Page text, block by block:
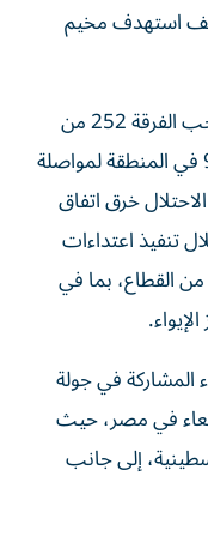
استهدف مخيم
ومن جانبه، أعلن الجيش الإسرائيلي سحب الفرقة 252 من
شمال قطاع غزة، والإبقاء على الفرقة 99 في المنطقة لمواصلة
خرق اتفاق
تنفيذ اعتداءات
القطاع، بما في
في جولة
في مصر، حيث
إلى جانب